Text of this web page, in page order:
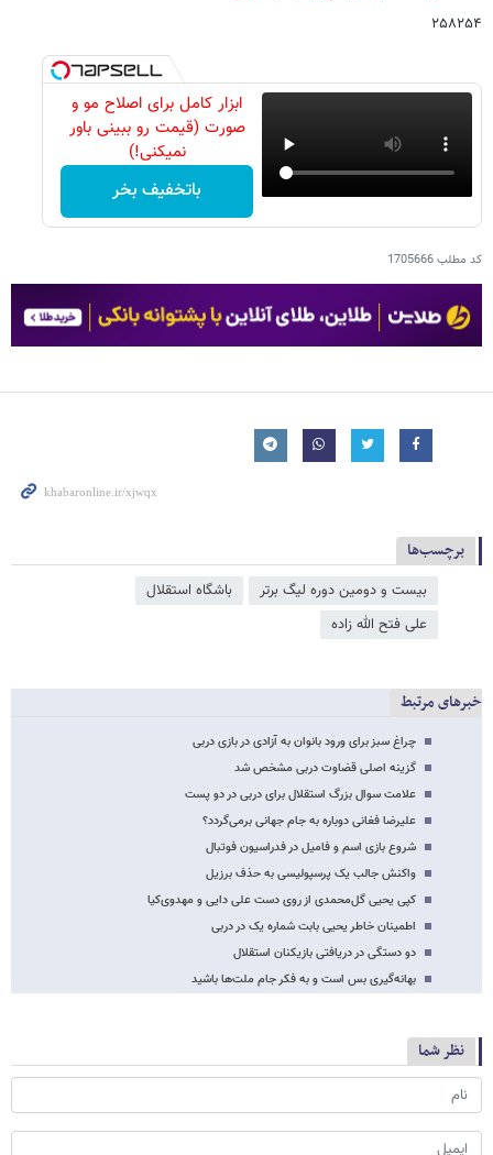
۲۵۸۲۵۴
ابزار کامل برای اصلاح مو و
صورت (قیمت رو ببینی باور
نمیکنی!)
باتخفیف بخر
کد مطلب1705666
برچسب‌ها
بیست و دومین دوره لیگ برتر
باشگاه استقلال
علی فتح الله زاده
خبرهای مرتبط
چراغ سبز برای ورود بانوان به آزادی در بازی دربی
گزینه اصلی قضاوت دربی مشخص شد
علامت سوال بزرگ استقلال برای دربی در دو پست
علیرضا فغانی دوباره به جام جهانی برمی‌گردد؟
شروع بازی اسم و فامیل در فدراسیون فوتبال
واکنش جالب یک پرسپولیسی به حذف برزیل
کپی یحیی گل‌محمدی از روی دست علی دایی و مهدوی‌کیا
اطمینان خاطر یحیی بابت شماره یک در دربی
دو دستگی در دریافتی بازیکنان استقلال
بهانه‌گیری بس است و به فکر جام ملت‌ها باشید
نظر شما